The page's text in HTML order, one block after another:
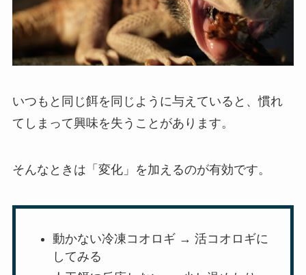
いつもと同じ餌を同じように与えていると、慣れ
てしまって興味を失うことがあります。
そんなときは「変化」を加えるのが有効です。
動かない冷凍コオロギ → 活コオロギに
してみる